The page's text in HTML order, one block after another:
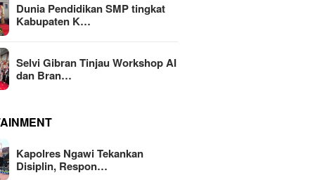
Dunia Pendidikan SMP tingkat
Kabupaten K…
Selvi Gibran Tinjau Workshop AI
dan Bran…
Kapolres Ngawi Tekankan
Disiplin, Respon…